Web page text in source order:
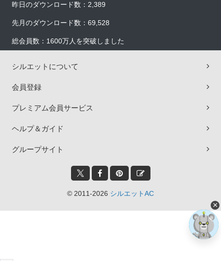
昨日のダウンロード数：2,389
先月のダウンロード数：69,528
総会員数：1600万人を突破しました
シルエットについて
会員登録
プレミアム会員サービス
ヘルプ＆ガイド
グループサイト
© 2011-2026 シルエットAC
×